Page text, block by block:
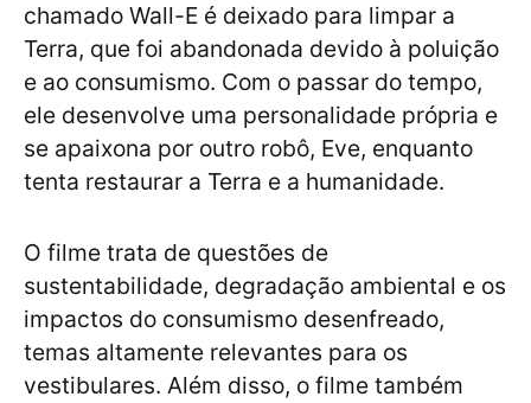
chamado Wall-E é deixado para limpar a
Terra, que foi abandonada devido à poluição
e ao consumismo. Com o passar do tempo,
ele desenvolve uma personalidade própria e
se apaixona por outro robô, Eve, enquanto
tenta restaurar a Terra e a humanidade.
O filme trata de questões de
sustentabilidade, degradação ambiental e os
impactos do consumismo desenfreado,
temas altamente relevantes para os
vestibulares. Além disso, o filme também